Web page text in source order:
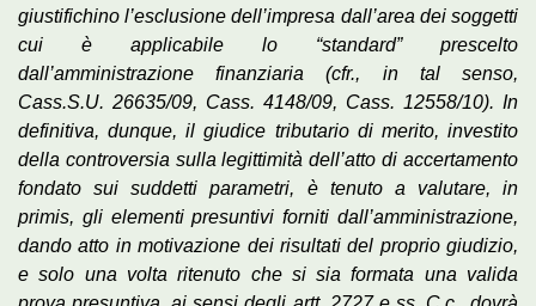
giustifichino l’esclusione dell’impresa dall’area dei soggetti
cui è applicabile lo “standard” prescelto
dall’amministrazione finanziaria (cfr., in tal senso,
Cass.S.U. 26635/09, Cass. 4148/09, Cass. 12558/10). In
definitiva, dunque, il giudice tributario di merito, investito
della controversia sulla legittimità dell’atto di accertamento
fondato sui suddetti parametri, è tenuto a valutare, in
primis, gli elementi presuntivi forniti dall’amministrazione,
dando atto in motivazione dei risultati del proprio giudizio,
e solo una volta ritenuto che si sia formata una valida